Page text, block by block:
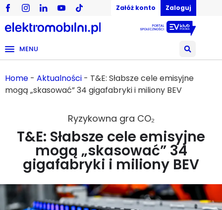
Załóż konto Zaloguj
MENU
Home - Aktualności - T&E: Słabsze cele emisyjne
mogą „skasować” 34 gigafabryki i miliony BEV
Ryzykowna gra CO₂
T&E: Słabsze cele emisyjne
mogą „skasować” 34
gigafabryki i miliony BEV